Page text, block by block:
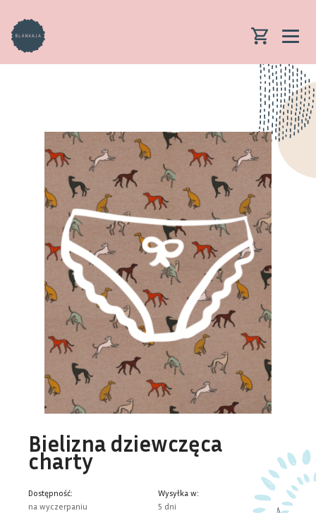
Bielizna dziewczęca
charty
Dostępność:
na wyczerpaniu
Wysyłka w:
5 dni